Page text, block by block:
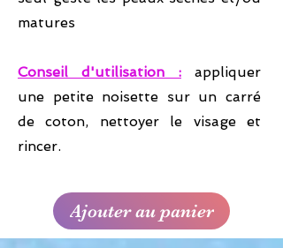
matures
Conseil d'utilisation :
appliquer
une petite noisette sur un carré
de coton, nettoyer le visage et
rincer.
Ajouter au panier